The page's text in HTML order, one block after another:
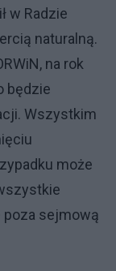
w Radzie
naturalną.
na rok
będzie
Wszystkim
może
poza sejmową